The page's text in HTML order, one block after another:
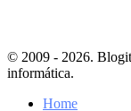
© 2009 - 2026.
informática.
Home